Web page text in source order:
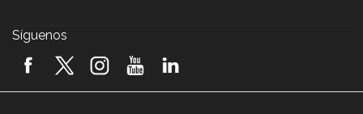
2026! (video)
Síguenos